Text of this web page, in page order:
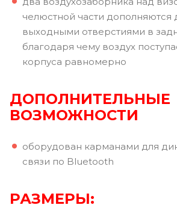
челюстной части
выходными отверстиями в
благодаря чему воздух
корпуса равномерно
ДОПОЛНИТЕЛЬНЫЕ
ВОЗМОЖНОСТИ
оборудован карманами для
связи по Bluetooth
РАЗМЕРЫ: